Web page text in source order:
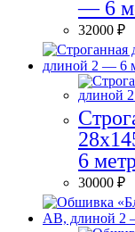
— 6
32000 ₽
6
30000 ₽